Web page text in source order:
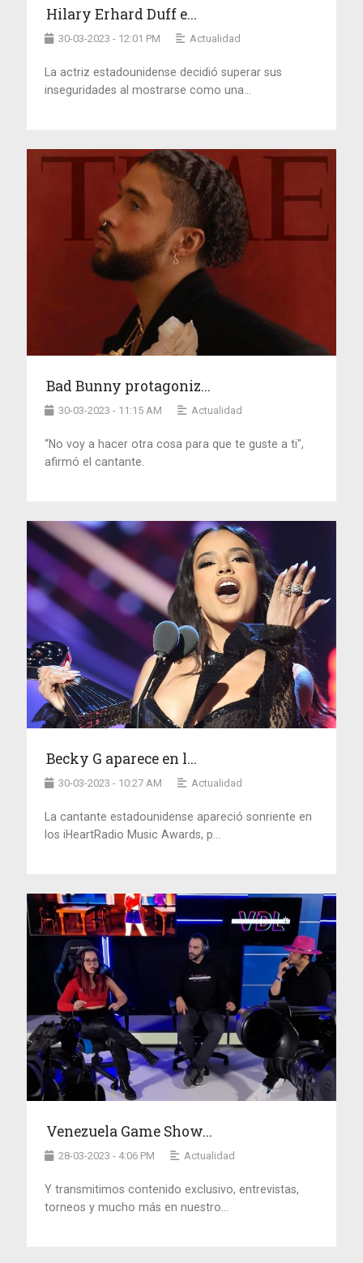
Hilary Erhard Duff e...
30-03-2023 - 12:01 PM Actualidad
La actriz estadounidense decidió superar sus
inseguridades al mostrarse como una...
Bad Bunny protagoniz...
30-03-2023 - 11:15 AM Actualidad
“No voy a hacer otra cosa para que te guste a ti",
afirmó el cantante.
Becky G aparece en l...
30-03-2023 - 10:27 AM Actualidad
La cantante estadounidense apareció sonriente en
los iHeartRadio Music Awards, p...
Venezuela Game Show...
28-03-2023 - 4:06 PM Actualidad
Y transmitimos contenido exclusivo, entrevistas,
torneos y mucho más en nuestro...